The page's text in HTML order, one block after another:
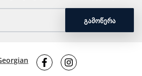
ᲒᲐᲛᲝᲬᲔᲠᲐ